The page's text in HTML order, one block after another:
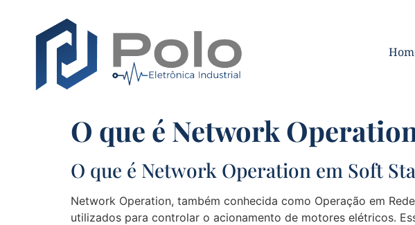
O que é Network
O que é Network Operation em Soft
Network Operation, também conhecida como Operação em
utilizados para controlar o acionamento de motores elétricos.